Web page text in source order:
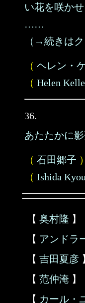
い花を咲かせ
……
（→続きはク
（ ヘレン・
（ Helen
36.
あたたかに
（ 石田郷子 ）
（ Ishida
【 奥村隆 】
【 アンドラ
【 吉田夏彦
【 范仲淹 】
【 カール・